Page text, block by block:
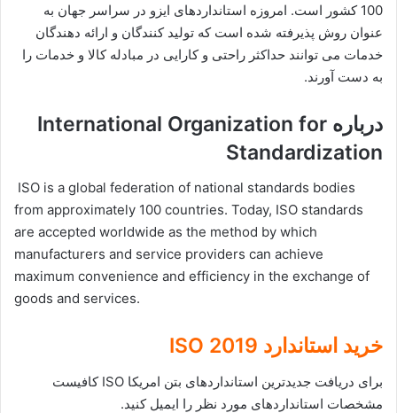
100 کشور است. امروزه استانداردهای ایزو در سراسر جهان به
عنوان روش پذیرفته شده است که تولید کنندگان و ارائه دهندگان
خدمات می توانند حداکثر راحتی و کارایی در مبادله کالا و خدمات را
به دست آورند.
درباره International Organization for
Standardization
ISO is a global federation of national standards bodies
from approximately 100 countries. Today, ISO standards
are accepted worldwide as the method by which
manufacturers and service providers can achieve
maximum convenience and efficiency in the exchange of
goods and services.
خرید استاندارد 2019 ISO
برای دریافت جدیدترین استانداردهای بتن امریکا ISO کافیست
مشخصات استانداردهای مورد نظر را ایمیل کنید.